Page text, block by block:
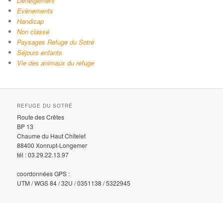
Evènements
Handicap
Non classé
Paysages Refuge du Sotré
Séjours enfants
Vie des animaux du refuge
REFUGE DU SOTRÉ
Route des Crêtes
BP 13
Chaume du Haut Chitelet
88400 Xonrupt-Longemer
tél : 03.29.22.13.97
coordonnées GPS :
UTM / WGS 84 / 32U / 0351138 / 5322945